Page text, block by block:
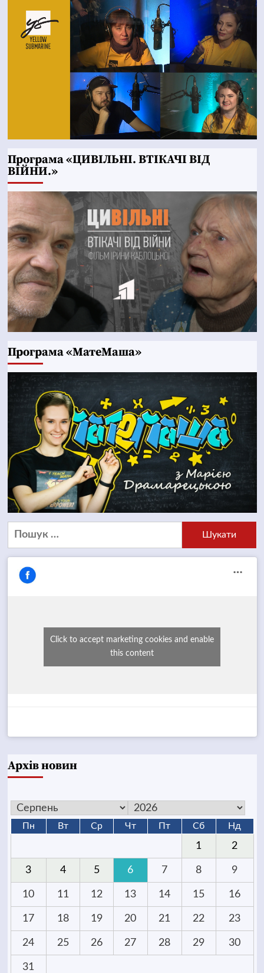
Програма «ЦИВІЛЬНІ. ВТІКАЧІ ВІД
ВІЙНИ.»
Програма «МатеМаша»
Пошук:
Click to accept marketing cookies and enable
this content
Архів новин
Пн Вт Ср Чт Пт Сб Нд
1 2
3 4 5 6 7 8 9
10 11 12 13 14 15 16
17 18 19 20 21 22 23
24 25 26 27 28 29 30
31